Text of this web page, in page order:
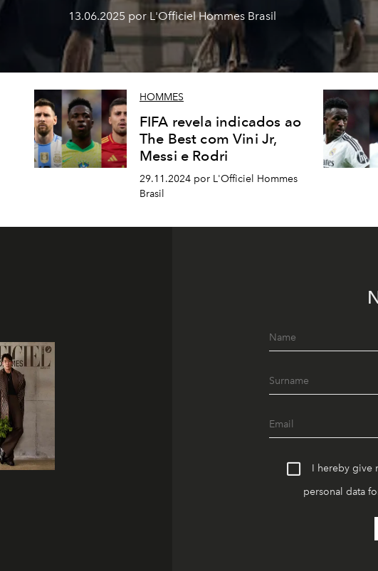
13.06.2025 por L'Officiel Hommes Brasil
HOMMES
FIFA revela indicados ao
The Best com Vini Jr,
Messi e Rodri
29.11.2024 por L'Officiel Hommes
Brasil
I hereby give
personal data